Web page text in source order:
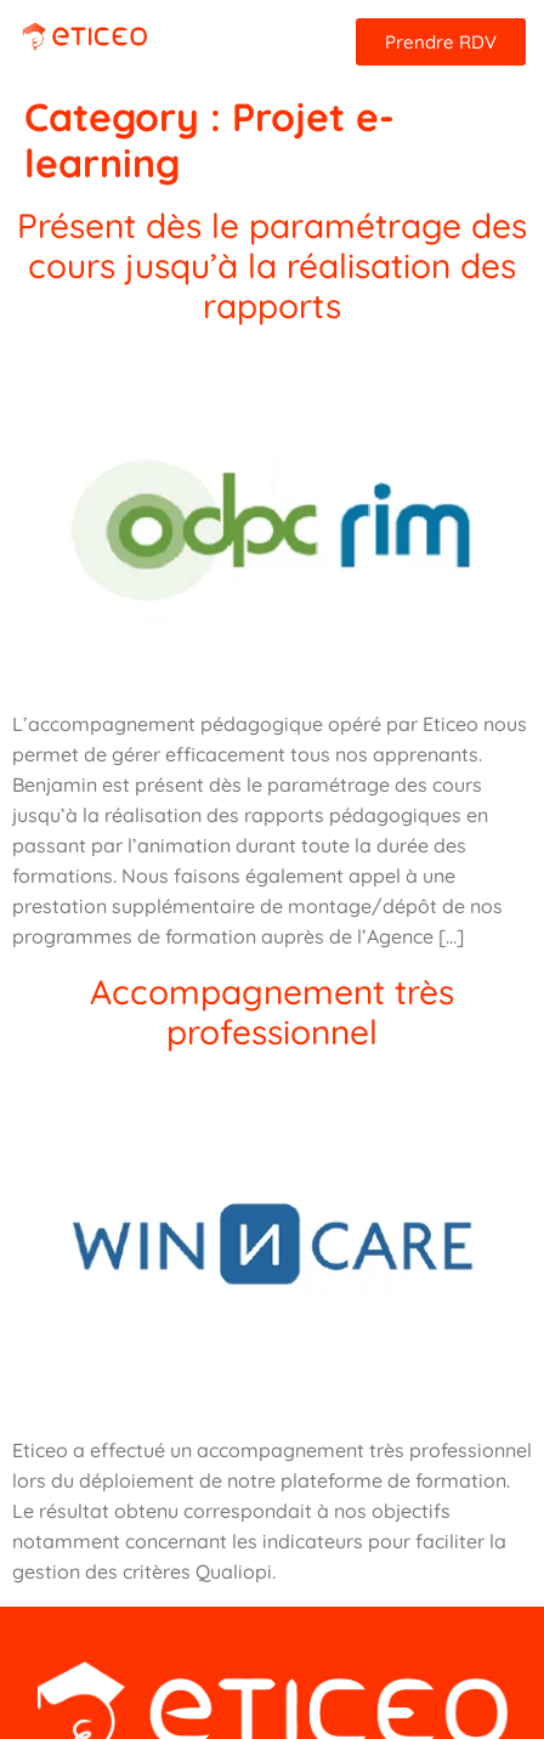
Prendre RDV
Category : Projet e-
learning
Présent dès le paramétrage des
cours jusqu’à la réalisation des
rapports
L’accompagnement pédagogique opéré par Eticeo nous
permet de gérer efficacement tous nos apprenants.
Benjamin est présent dès le paramétrage des cours
jusqu’à la réalisation des rapports pédagogiques en
passant par l’animation durant toute la durée des
formations. Nous faisons également appel à une
prestation supplémentaire de montage/dépôt de nos
programmes de formation auprès de l’Agence […]
Accompagnement très
professionnel
Eticeo a effectué un accompagnement très professionnel
lors du déploiement de notre plateforme de formation.
Le résultat obtenu correspondait à nos objectifs
notamment concernant les indicateurs pour faciliter la
gestion des critères Qualiopi.